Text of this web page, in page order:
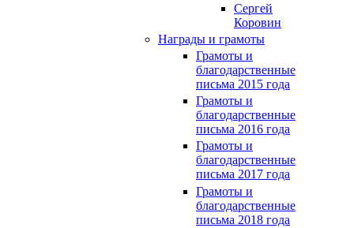
Сергей
Коровин
Награды и грамоты
Грамоты и
благодарственные
письма 2015 года
Грамоты и
благодарственные
письма 2016 года
Грамоты и
благодарственные
письма 2017 года
Грамоты и
благодарственные
письма 2018 года